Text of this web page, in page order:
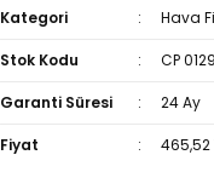
Kategori Hava
Stok Kodu CP 0129
Garanti Süresi 24 Ay
Fiyat 465,52